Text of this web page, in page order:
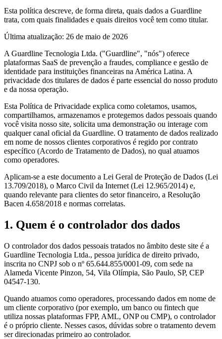
Esta política descreve, de forma direta, quais dados a Guardline
trata, com quais finalidades e quais direitos você tem como titular.
Última atualização: 26 de maio de 2026
A Guardline Tecnologia Ltda. ("Guardline", "nós") oferece
plataformas SaaS de prevenção a fraudes, compliance e gestão de
identidade para instituições financeiras na América Latina. A
privacidade dos titulares de dados é parte essencial do nosso produto
e da nossa operação.
Esta Política de Privacidade explica como coletamos, usamos,
compartilhamos, armazenamos e protegemos dados pessoais quando
você visita nosso site, solicita uma demonstração ou interage com
qualquer canal oficial da Guardline. O tratamento de dados realizado
em nome de nossos clientes corporativos é regido por contrato
específico (Acordo de Tratamento de Dados), no qual atuamos
como operadores.
Aplicam-se a este documento a Lei Geral de Proteção de Dados (Lei
13.709/2018), o Marco Civil da Internet (Lei 12.965/2014) e,
quando relevante para clientes do setor financeiro, a Resolução
Bacen 4.658/2018 e normas correlatas.
1. Quem é o controlador dos dados
O controlador dos dados pessoais tratados no âmbito deste site é a
Guardline Tecnologia Ltda., pessoa jurídica de direito privado,
inscrita no CNPJ sob o nº 65.644.855/0001-09, com sede na
Alameda Vicente Pinzon, 54, Vila Olímpia, São Paulo, SP, CEP
04547-130.
Quando atuamos como operadores, processando dados em nome de
um cliente corporativo (por exemplo, um banco ou fintech que
utiliza nossas plataformas FPP, AML, ONP ou CMP), o controlador
é o próprio cliente. Nesses casos, dúvidas sobre o tratamento devem
ser direcionadas primeiro ao controlador.